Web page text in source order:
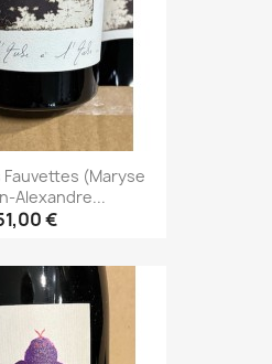
Fauvettes (Maryse
Alexandre...
€